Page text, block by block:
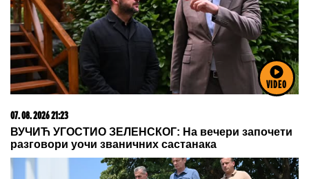
VIDEO
Drama u nuklearnoj elektrani: Potapaju barže da bi
spasili rad reaktora